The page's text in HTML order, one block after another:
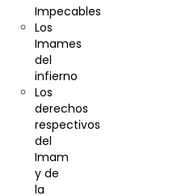
Impecables
Los
Imames
del
infierno
Los
derechos
respectivos
del
Imam
y de
la